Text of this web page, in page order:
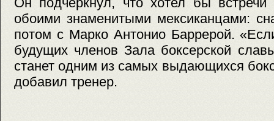
обоими знаменитыми мексиканцами:
потом с Марко Антонио Баррерой.
будущих членов Зала боксерской
станет одним из самых выдающихся
добавил тренер.